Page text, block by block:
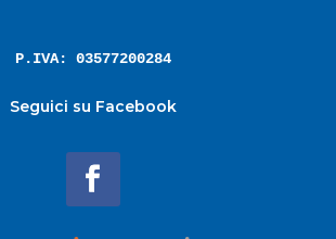
P.IVA: 03577200284
Seguici su Facebook